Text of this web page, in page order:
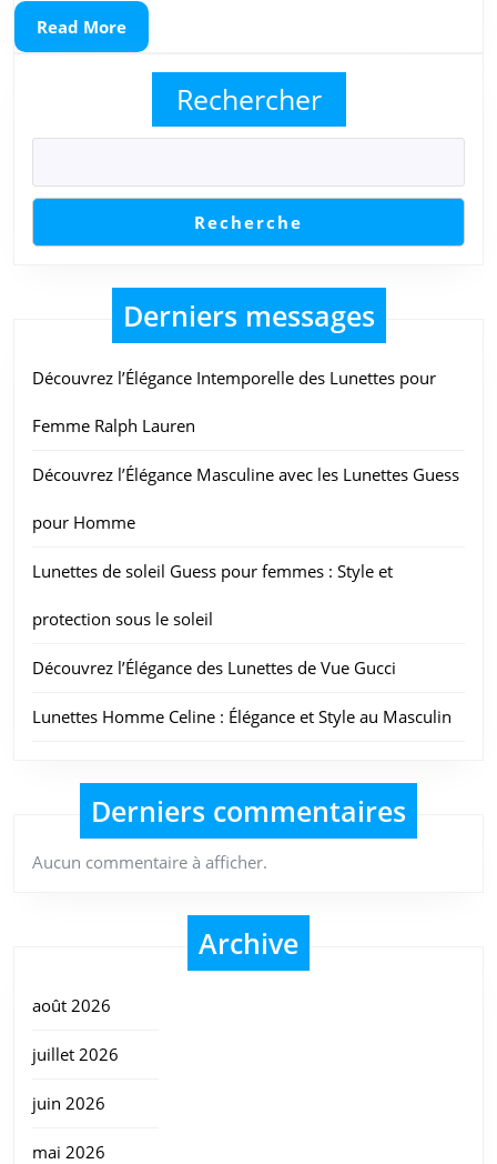
Read MoreRead
More
Rechercher
Recherche
Derniers messages
Découvrez l’Élégance Intemporelle des Lunettes pour
Femme Ralph Lauren
Découvrez l’Élégance Masculine avec les Lunettes Guess
pour Homme
Lunettes de soleil Guess pour femmes : Style et
protection sous le soleil
Découvrez l’Élégance des Lunettes de Vue Gucci
Lunettes Homme Celine : Élégance et Style au Masculin
Derniers commentaires
Aucun commentaire à afficher.
Archive
août 2026
juillet 2026
juin 2026
mai 2026